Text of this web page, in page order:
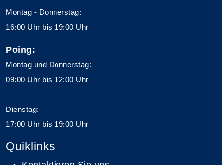
Montag - Donnerstag:
16:00 Uhr bis 19:00 Uhr
Poing:
Montag und Donnerstag:
09:00 Uhr bis 12:00 Uhr
Dienstag:
17:00 Uhr bis 19:00 Uhr
Quiklinks